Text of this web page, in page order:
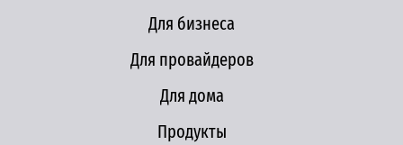
Для бизнеса
Для провайдеров
Для дома
Продукты